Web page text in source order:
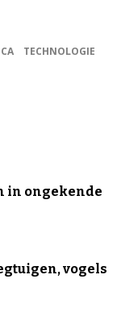
TECHNOLOGIE
in ongekende
vogels